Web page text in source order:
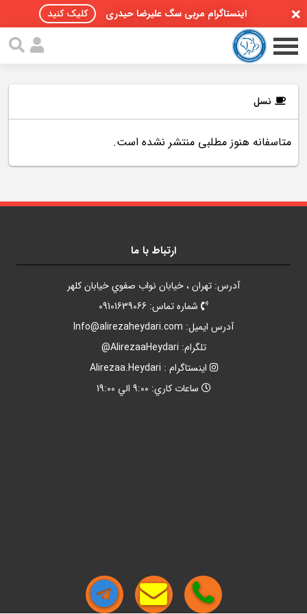
اینستاگرام مربی سگ علیرضا حیدری کلیک کنید
صفحه اصلی
پادکست سگ ها
نسل
متاسفانه هنوز مطلبی منتشر نشده است.
ارتباط با ما
آدرس: تهران ، خيابان نواب صفوي خيابان کلهر
شماره تماس: 09101639066
آدرس ايميل: Info@alirezaheydari.com
تلگرام: AlirezaaHeydari@
اينستاگرام : Alirezaa.Heydari
ساعات کاري: 9:00 الي 19:00